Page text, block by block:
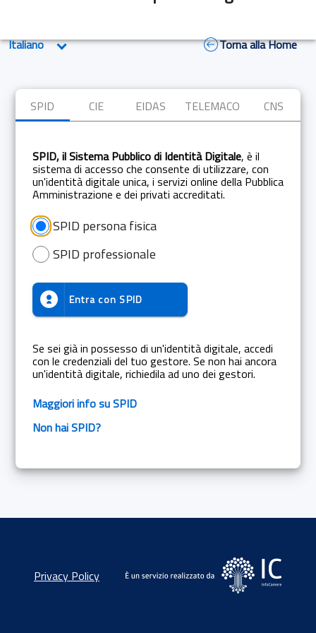
Torna alla Home
SPID CIE EIDAS TELEMACO CNS
SPID, il Sistema Pubblico di Identità Digitale, è il
sistema di accesso che consente di utilizzare, con
un'identità digitale unica, i servizi online della Pubblica
Amministrazione e dei privati accreditati.
SPID persona fisica
SPID professionale
Entra con SPID
Se sei già in possesso di un'identità digitale, accedi
con le credenziali del tuo gestore. Se non hai ancora
un'identità digitale, richiedila ad uno dei gestori.
Maggiori info su SPID
Non hai SPID?
Privacy Policy